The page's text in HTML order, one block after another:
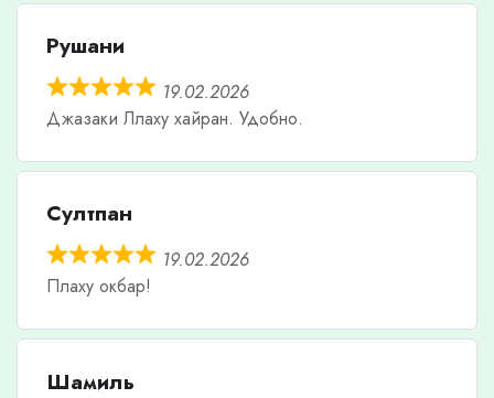
Рушани
19.02.2026
Джазаки Ллаху хайран. Удобно.
Султпан
19.02.2026
Плаху окбар!
Шамиль